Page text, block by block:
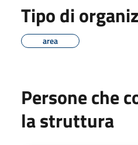
Tipo di
area
Persone che
la struttura